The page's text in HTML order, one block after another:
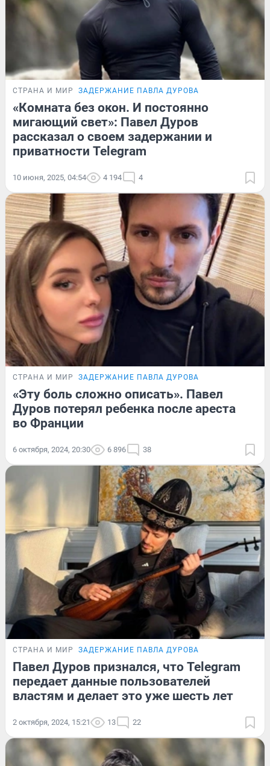
СТРАНА И МИР ЗАДЕРЖАНИЕ ПАВЛА ДУРОВА
«Комната без окон. И постоянно
мигающий свет»: Павел Дуров
рассказал о своем задержании и
приватности Telegram
10 июня, 2025, 04:54 4 194 4
СТРАНА И МИР ЗАДЕРЖАНИЕ ПАВЛА ДУРОВА
«Эту боль сложно описать». Павел
Дуров потерял ребенка после ареста
во Франции
6 октября, 2024, 20:30 6 896 38
СТРАНА И МИР ЗАДЕРЖАНИЕ ПАВЛА ДУРОВА
Павел Дуров признался, что Telegram
передает данные пользователей
властям и делает это уже шесть лет
2 октября, 2024, 15:21 13 22